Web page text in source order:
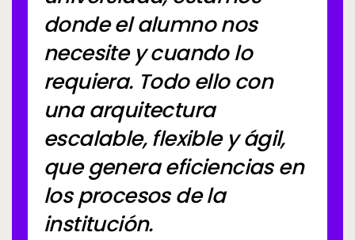
donde el alumno nos
necesite y cuando lo
requiera. Todo ello con
una arquitectura
escalable, flexible y ágil,
que genera eficiencias en
los procesos de la
institución.